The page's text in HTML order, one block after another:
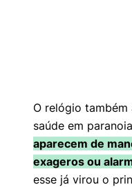
O relógio
saúde em
aparecem de
exageros ou
esse já virou o